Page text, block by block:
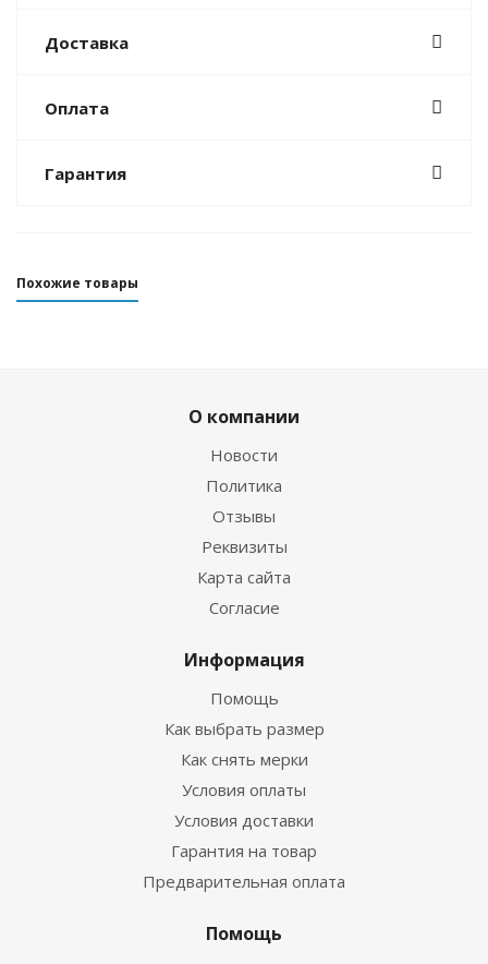
Доставка
Оплата
Гарантия
Похожие товары
водных видов спорта
О компании
Новости
Политика
Отзывы
Реквизиты
Карта сайта
Согласие
Информация
Помощь
Как выбрать размер
Как снять мерки
Условия оплаты
Условия доставки
Гарантия на товар
Предварительная оплата
Помощь